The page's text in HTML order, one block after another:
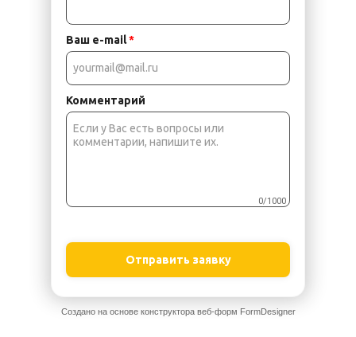
Ваш e-mail*
Комментарий
0/1000
Отправить заявку
Создано на основе конструктора веб-форм FormDesigner